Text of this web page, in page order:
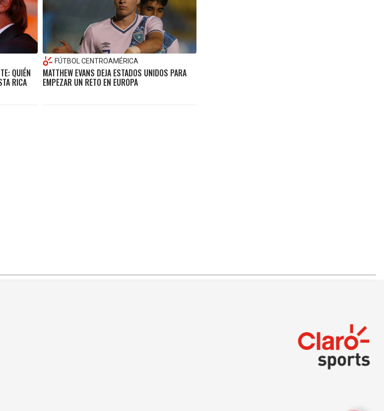
QUIÉN
RICA
FÚTBOL CENTROAMÉRICA
MATTHEW EVANS DEJA ESTADOS UNIDOS PARA
EMPEZAR UN RETO EN EUROPA